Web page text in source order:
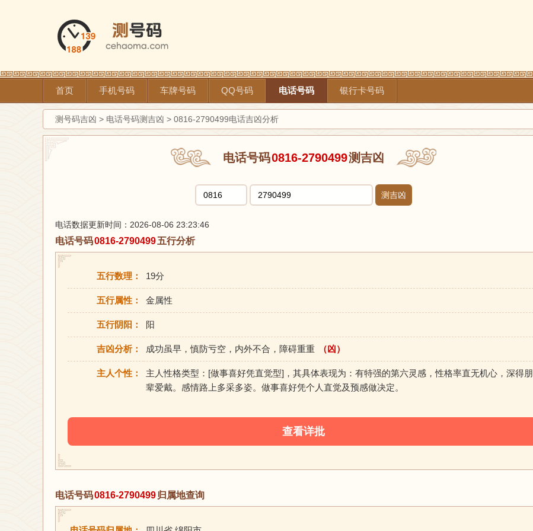
首页 手机号码 车牌号码 QQ号码 电话号码 银行卡号码
测号码吉凶 > 电话号码测吉凶 > 0816-2790499电话吉凶分析
电话号码0816-2790499测吉凶
测吉凶
电话数据更新时间：2026-08-06 23:23:46
电话号码0816-2790499五行分析
五行数理： 19分
五行属性： 金属性
五行阴阳： 阳
吉凶分析： 成功虽早，慎防亏空，内外不合，障碍重重 （凶）
主人个性：
主人性格类型：[做事喜好凭直觉型]，其具体表现为：有特强的第六灵感，性格率直无机心，深得朋
辈爱戴。感情路上多采多姿。做事喜好凭个人直觉及预感做决定。
查看详批
电话号码0816-2790499归属地查询